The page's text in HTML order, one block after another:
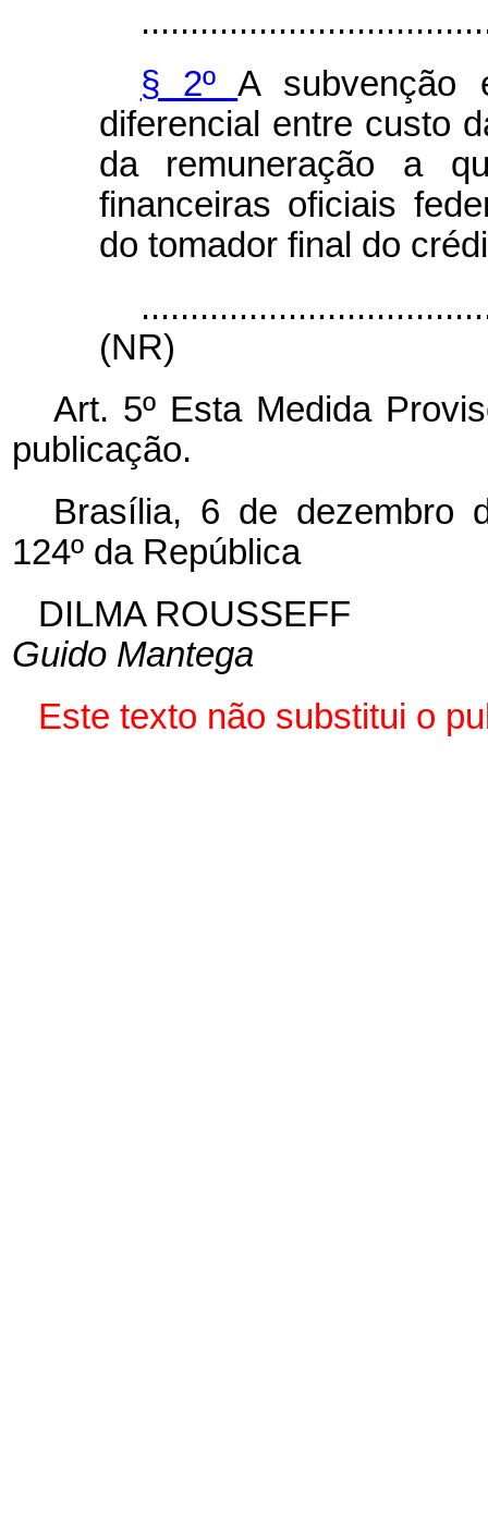
§ 2ºA subvenção
diferencial entre custo
da remuneração a
financeiras oficiais
do tomador final do
(NR)
Art. 5º Esta Medida
publicação.
Brasília, 6 de dezembro
124º da República
DILMA ROUSSEFF
Guido Mantega
Este texto não substitui o